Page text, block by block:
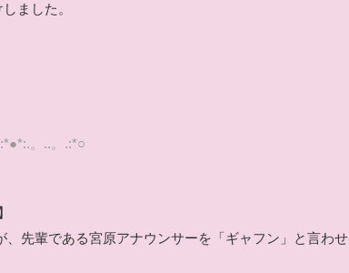
ました。
。..。.:*○
】
、先輩である宮原アナウンサーを「ギャフン」と言わせ